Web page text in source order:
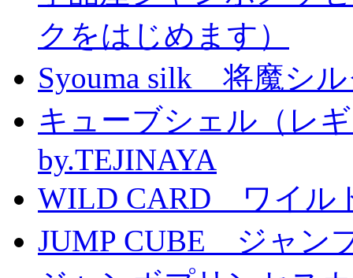
クをはじめます）
Syouma silk 将魔シ
キューブシェル（レ
by.TEJINAYA
WILD CARD ワイル
JUMP CUBE ジャン